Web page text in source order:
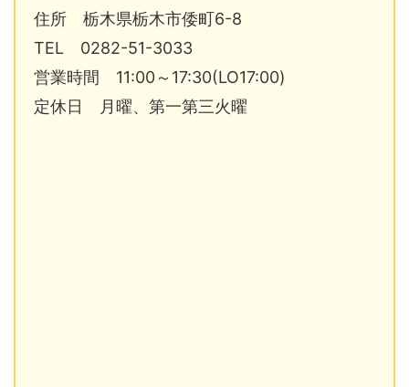
住所 栃木県栃木市倭町6-8
TEL 0282-51-3033
営業時間 11:00～17:30(LO17:00)
定休日 月曜、第一第三火曜